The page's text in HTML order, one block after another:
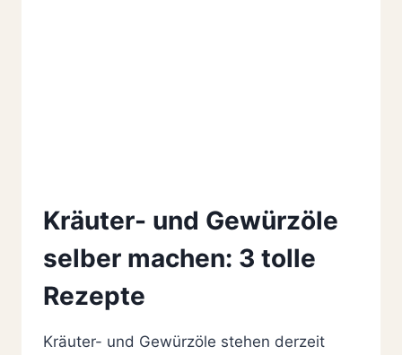
Kräuter- und Gewürzöle
selber machen: 3 tolle
Rezepte
Kräuter- und Gewürzöle stehen derzeit